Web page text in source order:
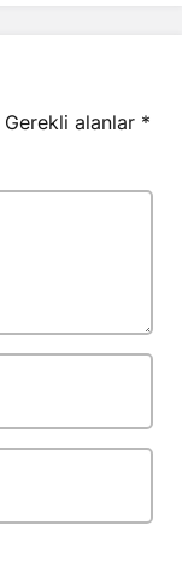
Gerekli alanlar *